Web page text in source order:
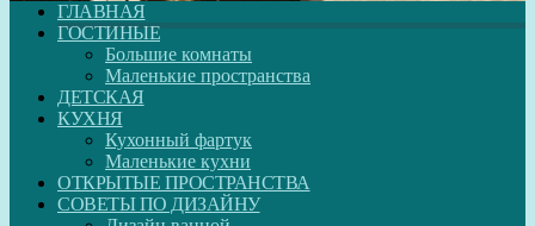
ГЛАВНАЯ
ГОСТИНЫЕ
Большие комнаты
Маленькие пространства
ДЕТСКАЯ
КУХНЯ
Кухонный фартук
Маленькие кухни
ОТКРЫТЫЕ ПРОСТРАНСТВА
СОВЕТЫ ПО ДИЗАЙНУ